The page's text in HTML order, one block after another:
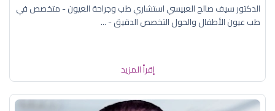
الدكتور سيف صالح العبيسي استشاري طب وجراحة العيون - متخصص في
طب عيون الأطفال والحول التخصص الدقيق - ...
إقرأ المزيد